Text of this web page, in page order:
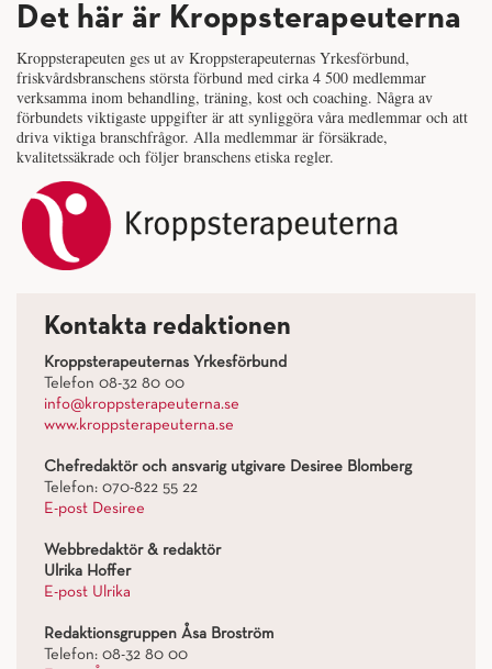
Det här är Kroppsterapeuterna
Kroppsterapeuten ges ut av Kroppsterapeuternas Yrkesförbund,
friskvårdsbranschens största förbund med cirka 4 500 medlemmar
verksamma inom behandling, träning, kost och coaching. Några av
förbundets viktigaste uppgifter är att synliggöra våra medlemmar och att
driva viktiga branschfrågor. Alla medlemmar är försäkrade,
kvalitetssäkrade och följer branschens etiska regler.
Kontakta redaktionen
Kroppsterapeuternas Yrkesförbund
Telefon 08-32 80 00
info@kroppsterapeuterna.se
www.kroppsterapeuterna.se
Chefredaktör och ansvarig utgivare Desiree Blomberg
Telefon: 070-822 55 22
E-post Desiree
Webbredaktör & redaktör
Ulrika Hoffer
E-post Ulrika
Redaktionsgruppen Åsa Broström
Telefon: 08-32 80 00